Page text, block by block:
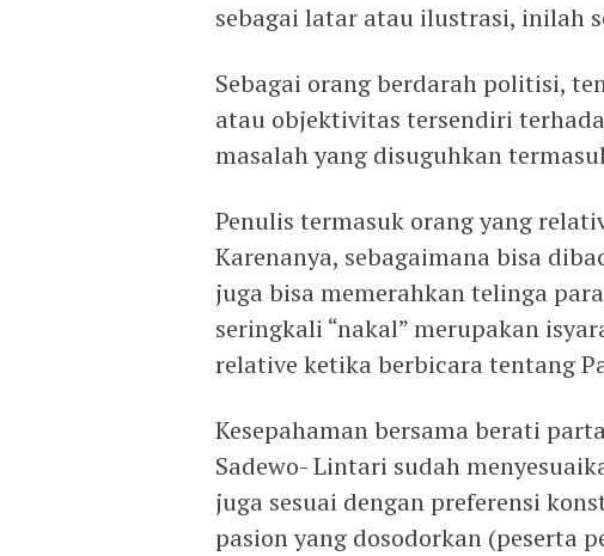
sebagai latar atau ilustrasi, inilah
Sebagai orang berdarah politisi,
atau objektivitas tersendiri
masalah yang disuguhkan
Penulis termasuk orang yang
Karenanya, sebagaimana bisa
juga bisa memerahkan telinga
seringkali “nakal” merupakan
relative ketika berbicara tentang
Kesepahaman bersama berati
Sadewo- Lintari sudah
juga sesuai dengan preferensi
pasion yang dosodorkan (peserta